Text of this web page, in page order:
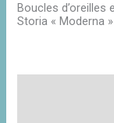
Boucles d’oreilles
Storia « Moderna »